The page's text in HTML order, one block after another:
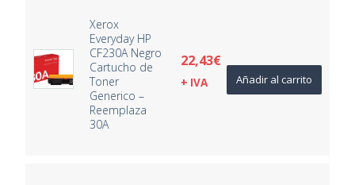
Xerox
Everyday HP
CF230A Negro
Cartucho de
Toner
Generico –
Reemplaza
30A
22,43€
+ IVA Añadir al carrito